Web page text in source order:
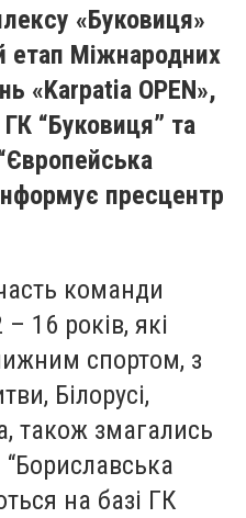
«Буковиця»
етап Міжнародних
«Karpatia OPEN»,
“Буковиця” та
пресцентр
команди
16 років, які
спортом, з
Білорусі,
також змагались
на базі ГК